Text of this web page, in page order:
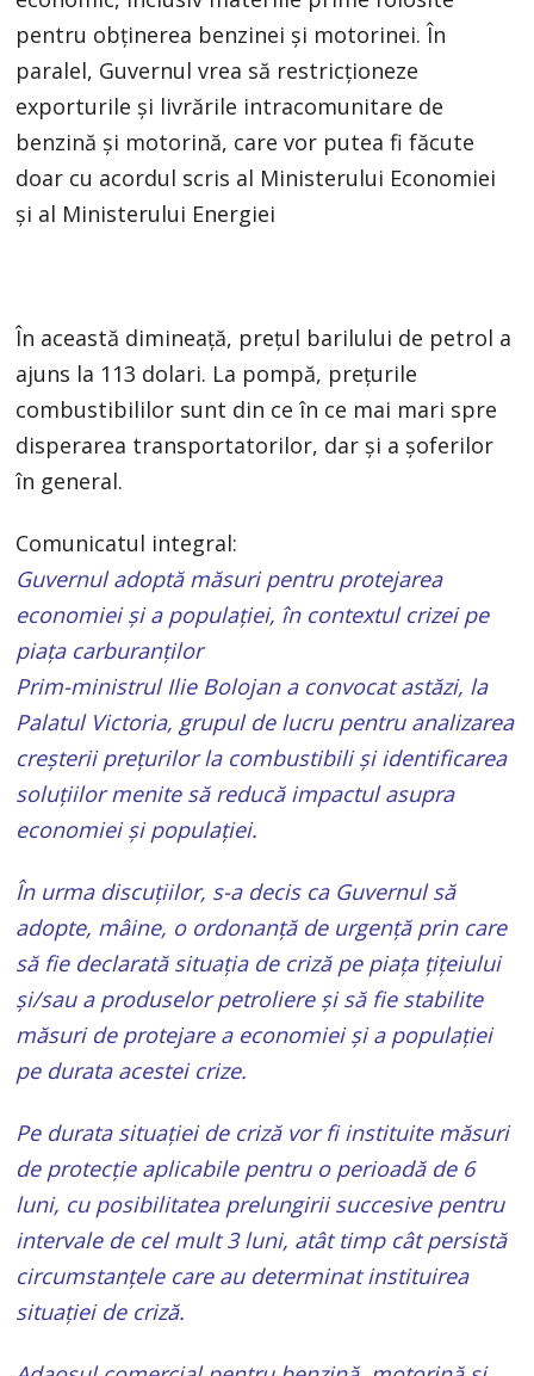
pentru obținerea benzinei și motorinei. În
paralel, Guvernul vrea să restricționeze
exporturile și livrările intracomunitare de
benzină și motorină, care vor putea fi făcute
doar cu acordul scris al Ministerului Economiei
și al Ministerului Energiei
În această dimineaţă, preţul barilului de petrol a
ajuns la 113 dolari. La pompă, prețurile
combustibililor sunt din ce în ce mai mari spre
disperarea transportatorilor, dar și a șoferilor
în general.
Comunicatul integral:
Guvernul adoptă măsuri pentru protejarea
economiei și a populației, în contextul crizei pe
piața carburanților
Prim-ministrul Ilie Bolojan a convocat astăzi, la
Palatul Victoria, grupul de lucru pentru analizarea
creșterii prețurilor la combustibili și identificarea
soluțiilor menite să reducă impactul asupra
economiei și populației.
În urma discuțiilor, s-a decis ca Guvernul să
adopte, mâine, o ordonanță de urgență prin care
să fie declarată situația de criză pe piața țițeiului
și/sau a produselor petroliere și să fie stabilite
măsuri de protejare a economiei și a populației
pe durata acestei crize.
Pe durata situației de criză vor fi instituite măsuri
de protecție aplicabile pentru o perioadă de 6
luni, cu posibilitatea prelungirii succesive pentru
intervale de cel mult 3 luni, atât timp cât persistă
circumstanțele care au determinat instituirea
situației de criză.